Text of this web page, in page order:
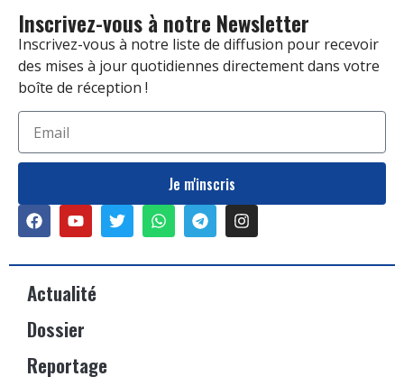
Inscrivez-vous à notre Newsletter
Inscrivez-vous à notre liste de diffusion pour recevoir
des mises à jour quotidiennes directement dans votre
boîte de réception !
Je m'inscris
Actualité
Dossier
Reportage